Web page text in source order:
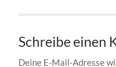
Schreibe einen
Deine E-Mail-Adresse